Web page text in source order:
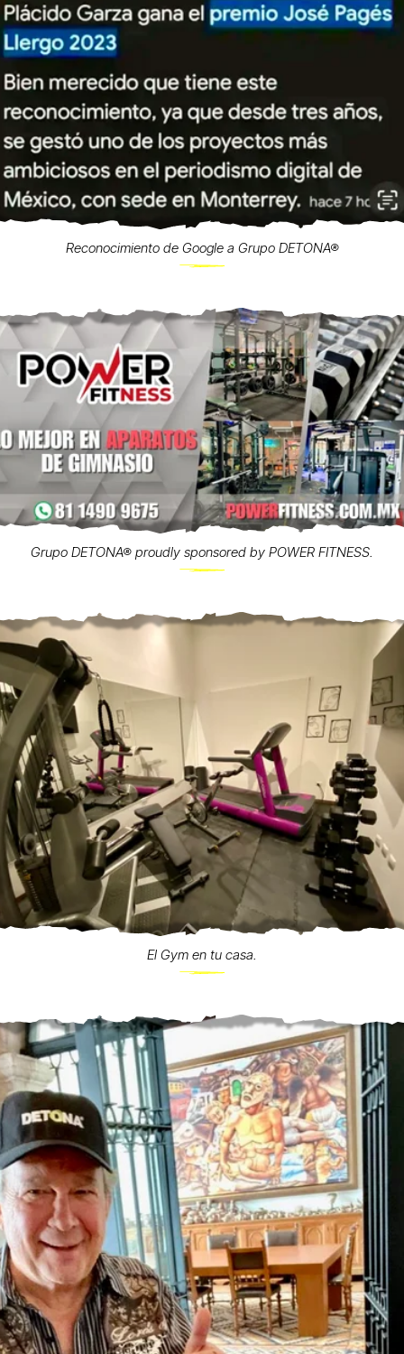
Reconocimiento de Google a Grupo DETONA®
Grupo DETONA® proudly sponsored by POWER FITNESS.
El Gym en tu casa.